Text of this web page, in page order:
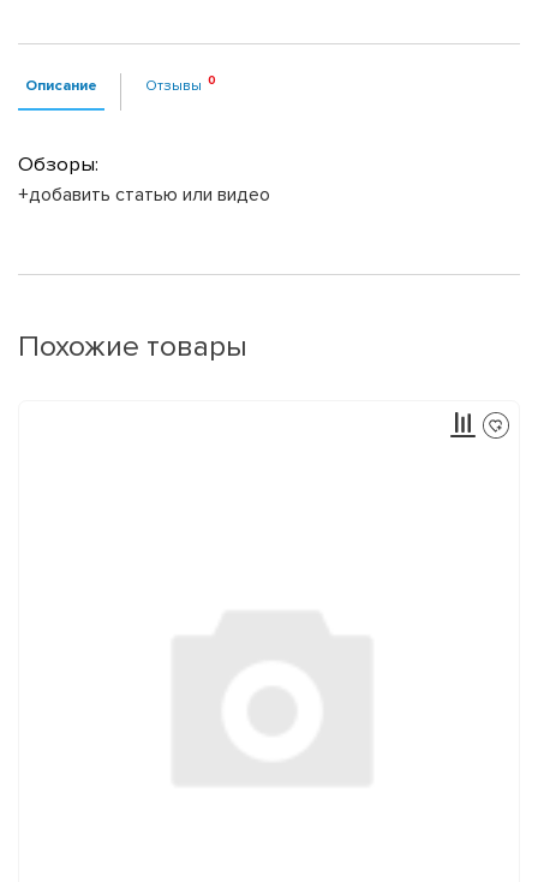
Описание Отзывы
Обзоры:
+добавить статью или видео
Похожие товары